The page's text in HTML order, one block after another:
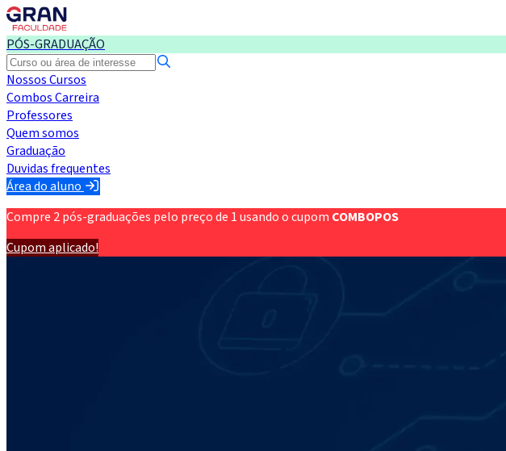
PÓS-GRADUAÇÃO
Nossos Cursos
Combos Carreira
Professores
Quem somos
Graduação
Duvidas frequentes
Área do aluno
Compre 2 pós-graduações pelo preço de 1 usando o cupom COMBOPOS
Cupom aplicado!